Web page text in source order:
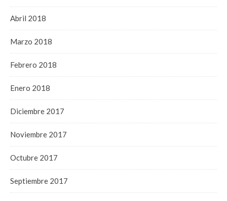
Abril 2018
Marzo 2018
Febrero 2018
Enero 2018
Diciembre 2017
Noviembre 2017
Octubre 2017
Septiembre 2017